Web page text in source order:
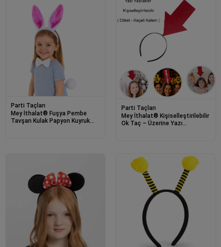
Parti Taçları
Mey İthalat® Fuşya Pembe
Tavşan Kulak Papyon Kuyruk
Parti Taçları
Mey İthalat® Kişiselleştirilebilir
Ok Taç – Üzerine Yazı